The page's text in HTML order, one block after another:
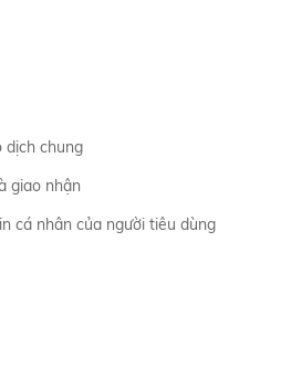
dịch chung
giao nhận
cá nhân của người tiêu dùng